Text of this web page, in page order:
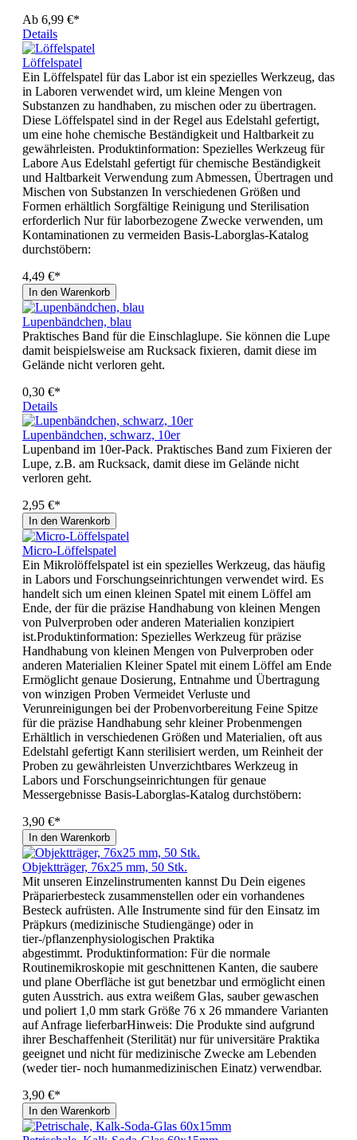
Ab 6,99 €*
Details
Löffelspatel
Ein Löffelspatel für das Labor ist ein spezielles Werkzeug, das
in Laboren verwendet wird, um kleine Mengen von
Substanzen zu handhaben, zu mischen oder zu übertragen.
Diese Löffelspatel sind in der Regel aus Edelstahl gefertigt,
um eine hohe chemische Beständigkeit und Haltbarkeit zu
gewährleisten. Produktinformation: Spezielles Werkzeug für
Labore Aus Edelstahl gefertigt für chemische Beständigkeit
und Haltbarkeit Verwendung zum Abmessen, Übertragen und
Mischen von Substanzen In verschiedenen Größen und
Formen erhältlich Sorgfältige Reinigung und Sterilisation
erforderlich Nur für laborbezogene Zwecke verwenden, um
Kontaminationen zu vermeiden Basis-Laborglas-Katalog
durchstöbern:
4,49 €*
In den Warenkorb
Lupenbändchen, blau
Praktisches Band für die Einschlaglupe. Sie können die Lupe
damit beispielsweise am Rucksack fixieren, damit diese im
Gelände nicht verloren geht.
0,30 €*
Details
Lupenbändchen, schwarz, 10er
Lupenband im 10er-Pack. Praktisches Band zum Fixieren der
Lupe, z.B. am Rucksack, damit diese im Gelände nicht
verloren geht.
2,95 €*
In den Warenkorb
Micro-Löffelspatel
Ein Mikrolöffelspatel ist ein spezielles Werkzeug, das häufig
in Labors und Forschungseinrichtungen verwendet wird. Es
handelt sich um einen kleinen Spatel mit einem Löffel am
Ende, der für die präzise Handhabung von kleinen Mengen
von Pulverproben oder anderen Materialien konzipiert
ist.Produktinformation: Spezielles Werkzeug für präzise
Handhabung von kleinen Mengen von Pulverproben oder
anderen Materialien Kleiner Spatel mit einem Löffel am Ende
Ermöglicht genaue Dosierung, Entnahme und Übertragung
von winzigen Proben Vermeidet Verluste und
Verunreinigungen bei der Probenvorbereitung Feine Spitze
für die präzise Handhabung sehr kleiner Probenmengen
Erhältlich in verschiedenen Größen und Materialien, oft aus
Edelstahl gefertigt Kann sterilisiert werden, um Reinheit der
Proben zu gewährleisten Unverzichtbares Werkzeug in
Labors und Forschungseinrichtungen für genaue
Messergebnisse Basis-Laborglas-Katalog durchstöbern:
3,90 €*
In den Warenkorb
Objektträger, 76x25 mm, 50 Stk.
Mit unseren Einzelinstrumenten kannst Du Dein eigenes
Präparierbesteck zusammenstellen oder ein vorhandenes
Besteck aufrüsten. Alle Instrumente sind für den Einsatz im
Präpkurs (medizinische Studiengänge) oder in
tier-/pflanzenphysiologischen Praktika
abgestimmt. Produktinformation: Für die normale
Routinemikroskopie mit geschnittenen Kanten, die saubere
und plane Oberfläche ist gut benetzbar und ermöglicht einen
guten Ausstrich. aus extra weißem Glas, sauber gewaschen
und poliert 1,0 mm stark Größe 76 x 26 mmandere Varianten
auf Anfrage lieferbarHinweis: Die Produkte sind aufgrund
ihrer Beschaffenheit (Sterilität) nur für universitäre Praktika
geeignet und nicht für medizinische Zwecke am Lebenden
(weder tier- noch humanmedizinischen Einatz) verwendbar.
3,90 €*
In den Warenkorb